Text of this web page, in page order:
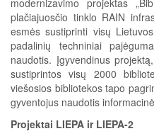
plačiajuosčio tinklo RAIN
esmės sustiprinti visų
padalinių techniniai
naudotis. Įgyvendinus
sustiprintos visų 2000
viešosios bibliotekos tapo
gyventojus naudotis
Projektai LIEPA ir LIEPA-2